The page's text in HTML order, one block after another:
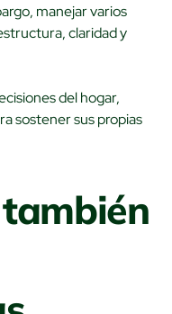
manejar varios
claridad y
del hogar,
sostener sus propias